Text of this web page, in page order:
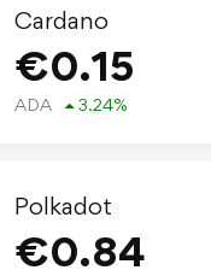
Cardano
€0.15
ADA 3.24%
Polkadot
€0.84